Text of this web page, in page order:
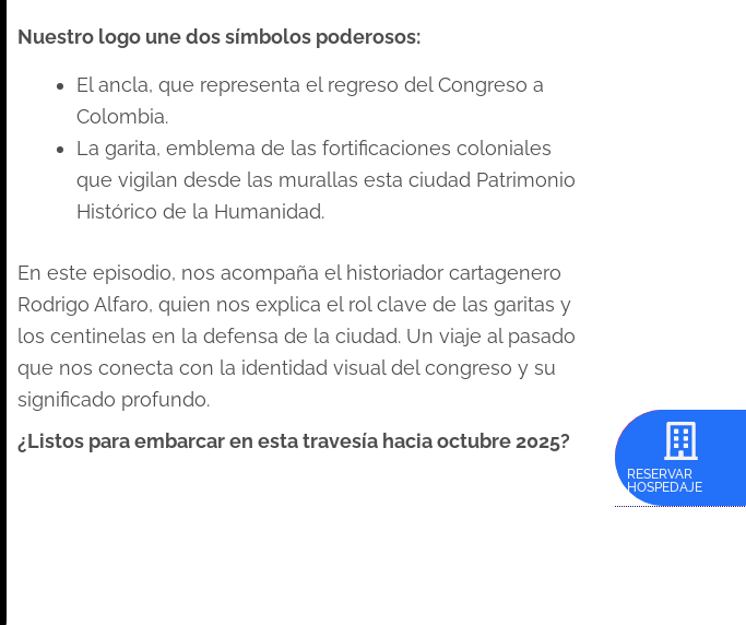
Nuestro logo une dos símbolos poderosos:
El ancla, que representa el regreso del Congreso a
Colombia.
La garita, emblema de las fortificaciones coloniales
que vigilan desde las murallas esta ciudad Patrimonio
Histórico de la Humanidad.
En este episodio, nos acompaña el historiador cartagenero
Rodrigo Alfaro, quien nos explica el rol clave de las garitas y
los centinelas en la defensa de la ciudad. Un viaje al pasado
que nos conecta con la identidad visual del congreso y su
significado profundo.
¿Listos para embarcar en esta travesía hacia octubre 2025?
INSCRÍBASE
AQUÍ
RESERVAR
HOSPEDAJE